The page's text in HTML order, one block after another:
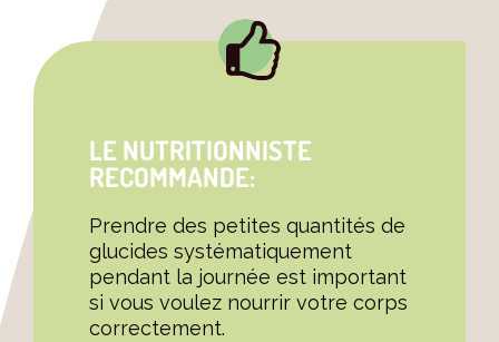
LE NUTRITIONNISTE
RECOMMANDE:
Prendre des petites quantités de
glucides systématiquement
pendant la journée est important
si vous voulez nourrir votre corps
correctement.